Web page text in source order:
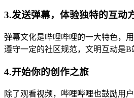
3.发送弹幕，体验独特的互动
弹幕文化是哔哩哔哩的一大特色，
遵守一定的社区规范，文明互动是B
4.开始你的创作之旅
除了观看视频，哔哩哔哩也鼓励用